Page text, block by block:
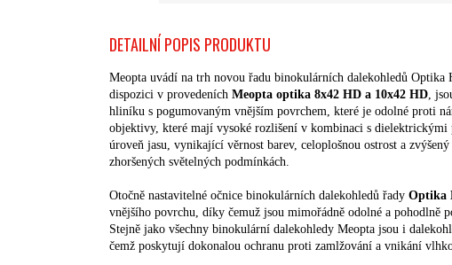
DETAILNÍ POPIS PRODUKTU
Meopta uvádí na trh novou řadu binokulárních dalekohledů Optika
dispozici v provedeních Meopta optika 8x42 HD a 10x42 HD,
hliníku s pogumovaným vnějším povrchem, které je odolné proti
objektivy, které mají vysoké rozlišení v kombinaci s
úroveň jasu, vynikající věrnost barev, celoplošnou ostrost a
zhoršených světelných podmínkách.
Otočně nastavitelné očnice binokulárních dalekohledů řady Optika
vnějšího povrchu, díky čemuž jsou mimořádně odolné a pohodlně
Stejně jako všechny binokulární dalekohledy Meopta jsou i
čemž poskytují dokonalou ochranu proti zamlžování a vnikání